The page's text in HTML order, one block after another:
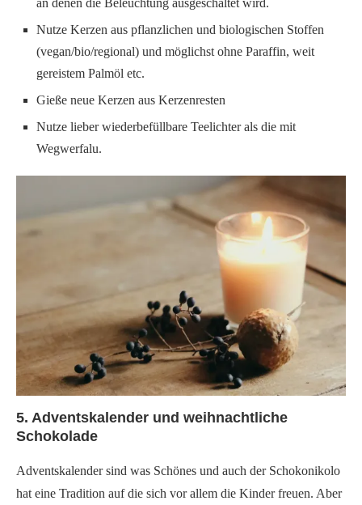
an denen die Beleuchtung ausgeschaltet wird.
Nutze Kerzen aus pflanzlichen und biologischen Stoffen
(vegan/bio/regional) und möglichst ohne Paraffin, weit
gereistem Palmöl etc.
Gieße neue Kerzen aus Kerzenresten
Nutze lieber wiederbefüllbare Teelichter als die mit
Wegwerfalu.
5. Adventskalender und weihnachtliche
Schokolade
Adventskalender sind was Schönes und auch der Schokonikolo
hat eine Tradition auf die sich vor allem die Kinder freuen. Aber